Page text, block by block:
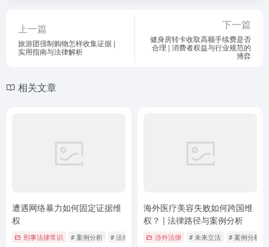
上一篇
旅游团强制购物怎样收集证据 |
实用指南与法律解析
下一篇
健身房转卡收取高额手续费是否
合理 | 消费者权益与行业规范的
博弈
相关文章
遭遇网络暴力如何固定证据维
权
刑事法律常识 # 案例分析 # 法律依据 # 维权
海外医疗美容失败如何跨国维
权？ | 法律路径与案例分析
涉外法律 # 未来立法 # 案例分析